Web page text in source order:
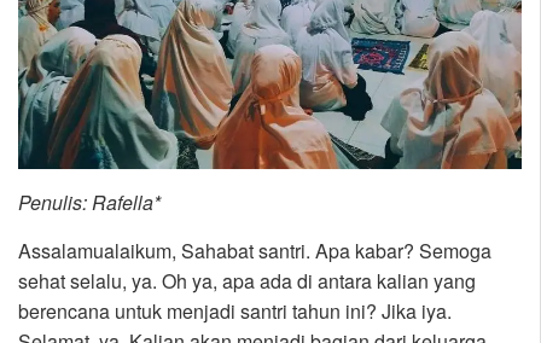
Penulis: Rafella*
Assalamualaikum, Sahabat santri. Apa kabar? Semoga
sehat selalu, ya. Oh ya, apa ada di antara kalian yang
berencana untuk menjadi santri tahun ini? Jika iya.